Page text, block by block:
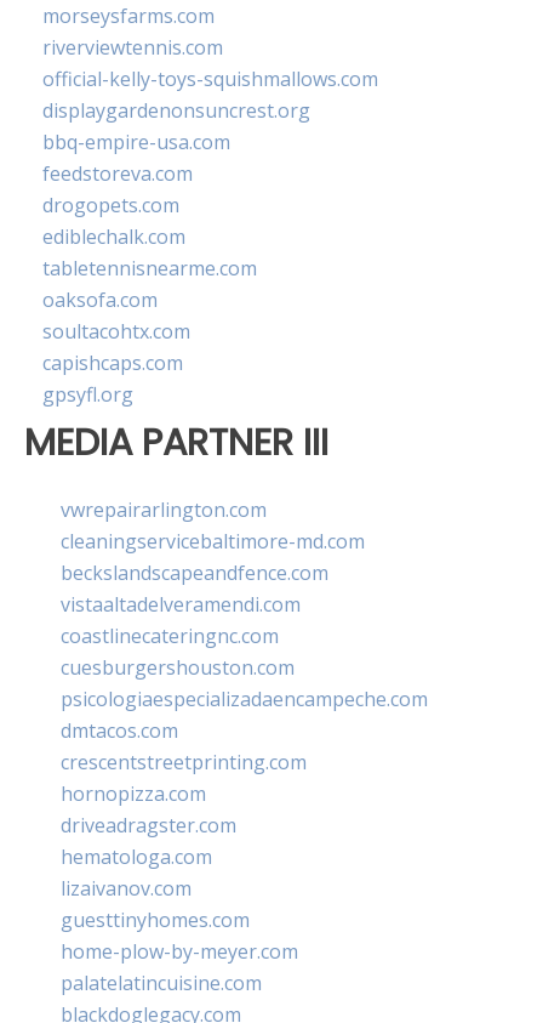
morseysfarms.com
riverviewtennis.com
official-kelly-toys-squishmallows.com
displaygardenonsuncrest.org
bbq-empire-usa.com
feedstoreva.com
drogopets.com
ediblechalk.com
tabletennisnearme.com
oaksofa.com
soultacohtx.com
capishcaps.com
gpsyfl.org
MEDIA PARTNER III
vwrepairarlington.com
cleaningservicebaltimore-md.com
beckslandscapeandfence.com
vistaaltadelveramendi.com
coastlinecateringnc.com
cuesburgershouston.com
psicologiaespecializadaencampeche.com
dmtacos.com
crescentstreetprinting.com
hornopizza.com
driveadragster.com
hematologa.com
lizaivanov.com
guesttinyhomes.com
home-plow-by-meyer.com
palatelatincuisine.com
blackdoglegacy.com